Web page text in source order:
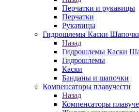
Перчатки и рукавицы
Перчатки
Рукавицы
Гидрошлемы Каски
Назад
Гидрошлемы Каски
Гидрошлемы
Каски
Банданы и шапочки
Компенсаторы плавучести
Назад
Компенсаторы